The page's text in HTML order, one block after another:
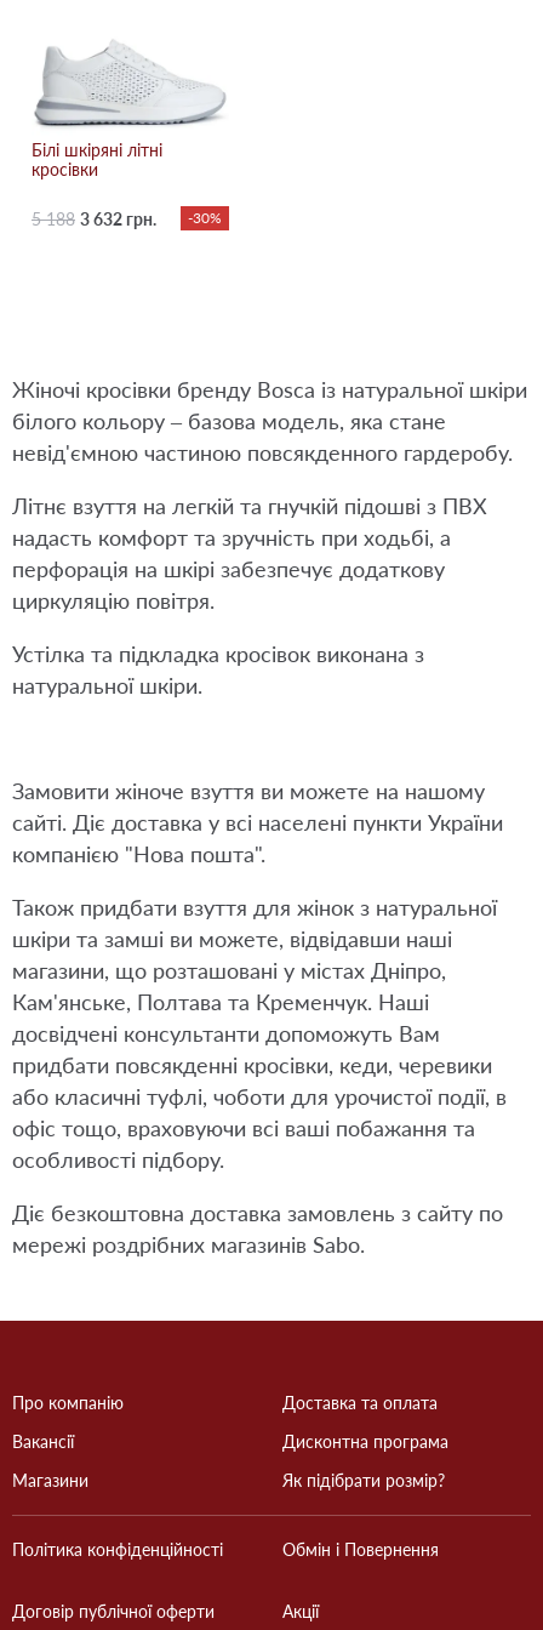
Білі шкіряні літні
кросівки
5 188 3 632 грн. -30%
Жіночі кросівки бренду Bosca із натуральної шкіри
білого кольору – базова модель, яка стане
невід'ємною частиною повсякденного гардеробу.
Літнє взуття на легкій та гнучкій підошві з ПВХ
надасть комфорт та зручність при ходьбі, а
перфорація на шкірі забезпечує додаткову
циркуляцію повітря.
Устілка та підкладка кросівок виконана з
натуральної шкіри.
Замовити жіноче взуття ви можете на нашому
сайті. Діє доставка у всі населені пункти України
компанією "Нова пошта".
Також придбати взуття для жінок з натуральної
шкіри та замші ви можете, відвідавши наші
магазини, що розташовані у містах Дніпро,
Кам'янське, Полтава та Кременчук. Наші
досвідчені консультанти допоможуть Вам
придбати повсякденні кросівки, кеди, черевики
або класичні туфлі, чоботи для урочистої події, в
офіс тощо, враховуючи всі ваші побажання та
особливості підбору.
Діє безкоштовна доставка замовлень з сайту по
мережі роздрібних магазинів Sabo.
Про компанію
Вакансії
Магазини
Доставка та оплата
Дисконтна програма
Як підібрати розмір?
Політика конфіденційності
Договір публічної оферти
Обмін і Повернення
Акції